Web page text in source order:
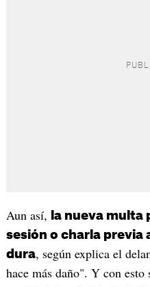
Aun así,
la nueva multa
sesión o charla previa
dura, según explica el
hace más daño". Y con esto